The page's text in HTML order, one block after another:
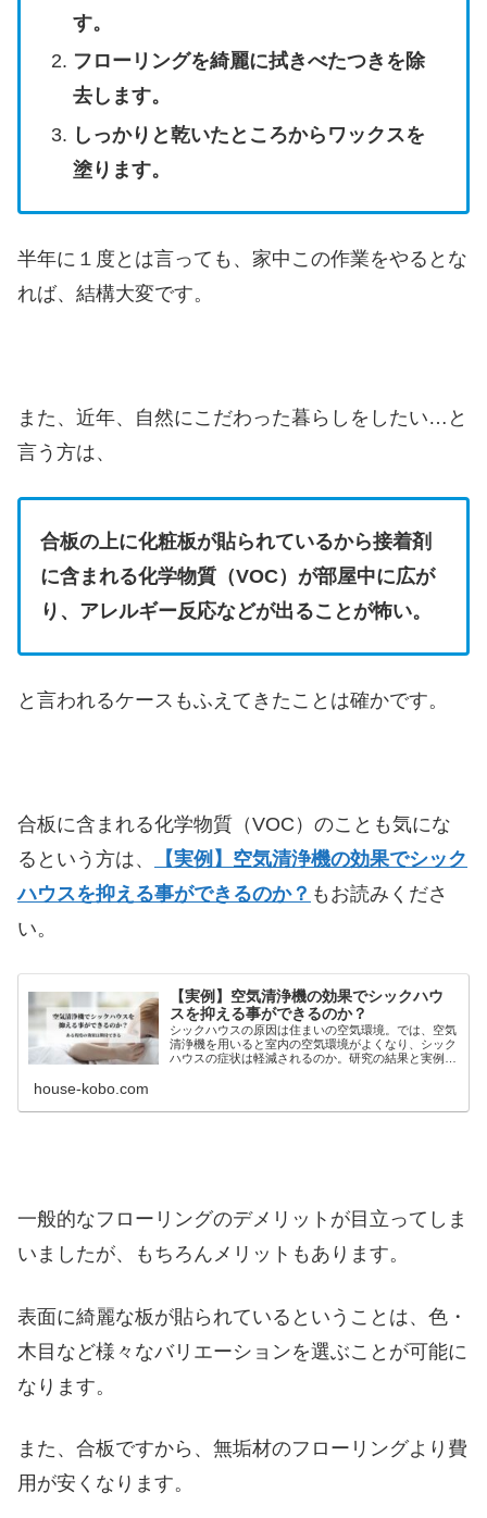
す。
フローリングを綺麗に拭きべたつきを除
去します。
しっかりと乾いたところからワックスを
塗ります。
半年に１度とは言っても、家中この作業をやるとな
れば、結構大変です。
また、近年、自然にこだわった暮らしをしたい…と
言う方は、
合板の上に化粧板が貼られているから接着剤
に含まれる化学物質（VOC）が部屋中に広が
り、アレルギー反応などが出ることが怖い。
と言われるケースもふえてきたことは確かです。
合板に含まれる化学物質（VOC）のことも気にな
るという方は、
【実例】空気清浄機の効果でシック
ハウスを抑える事ができるのか？ もお読みくださ
い。
【実例】空気清浄機の効果でシックハウ
スを抑える事ができるのか？
シックハウスの原因は住まいの空気環境。では、空気
清浄機を用いると室内の空気環境がよくなり、シック
ハウスの症状は軽減されるのか。研究の結果と実例を
house-kobo.com
一般的なフローリングのデメリットが目立ってしま
いましたが、もちろんメリットもあります。
表面に綺麗な板が貼られているということは、色・
木目など様々なバリエーションを選ぶことが可能に
なります。
また、合板ですから、無垢材のフローリングより費
用が安くなります。